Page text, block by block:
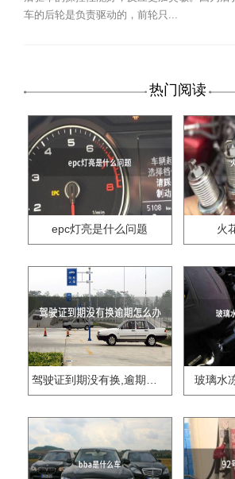
车的后轮是负责驱动的，前轮只...
热门阅读
epc灯亮是什么问题 火
驾驶证到期没有换,逾期怎么办?? 玻璃水